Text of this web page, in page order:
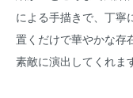
による手描きで、丁寧
置くだけで華やかな存
素敵に演出してくれま